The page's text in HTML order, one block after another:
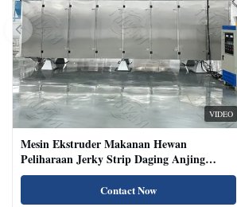
VIDEO
Mesin Ekstruder Makanan Hewan
Peliharaan Jerky Strip Daging Anjing
Dengan Sistem Baki Otomatis
Contact Now